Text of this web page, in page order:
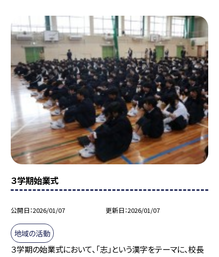
３学期始業式
公開日 2026/01/07 更新日 2026/01/07
地域の活動
３学期の始業式において、「志」という漢字をテーマに、校長